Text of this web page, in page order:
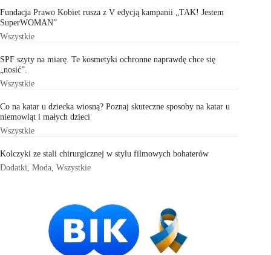
Fundacja Prawo Kobiet rusza z V edycją kampanii „TAK! Jestem
SuperWOMAN”
Wszystkie
SPF szyty na miarę. Te kosmetyki ochronne naprawdę chce się
„nosić”.
Wszystkie
Co na katar u dziecka wiosną? Poznaj skuteczne sposoby na katar u
niemowląt i małych dzieci
Wszystkie
Kolczyki ze stali chirurgicznej w stylu filmowych bohaterów
Dodatki Moda Wszystkie